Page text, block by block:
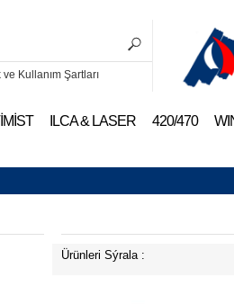
Kullanım Şartları
ILCA & LASER 420/470
Ürünleri Sýrala :